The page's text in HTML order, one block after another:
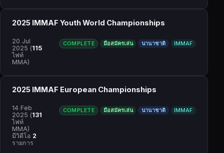
20 Jul
2025 (115
ไฟท์
MMA)
2025 IMMAF Youth World Championships
COMPLETE มือสมัครเล่น นานาชาติ IMMAF
14 Feb
2025 (131
ไฟท์
MMA)
มีวิดีโอ 2
รายการ
2025 IMMAF European Championships
COMPLETE มือสมัครเล่น นานาชาติ IMMAF